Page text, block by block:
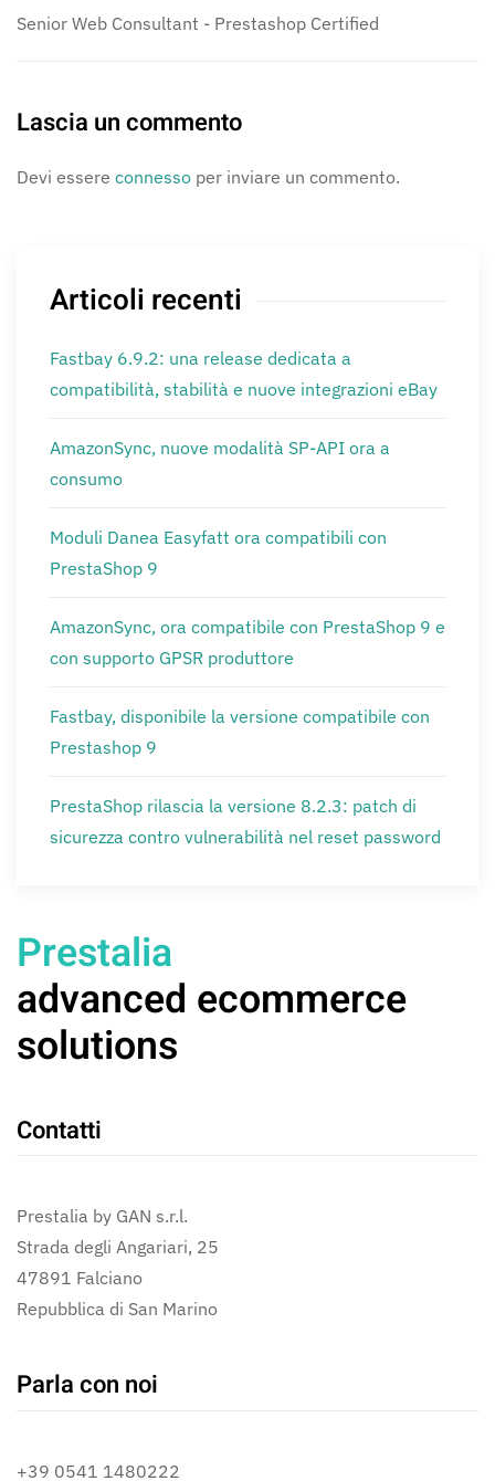
Senior Web Consultant - Prestashop Certified
Lascia un commento
Devi essere connesso per inviare un commento.
Articoli recenti
Fastbay 6.9.2: una release dedicata a
compatibilità, stabilità e nuove integrazioni eBay
AmazonSync, nuove modalità SP-API ora a
consumo
Moduli Danea Easyfatt ora compatibili con
PrestaShop 9
AmazonSync, ora compatibile con PrestaShop 9 e
con supporto GPSR produttore
Fastbay, disponibile la versione compatibile con
Prestashop 9
PrestaShop rilascia la versione 8.2.3: patch di
sicurezza contro vulnerabilità nel reset password
Prestalia
advanced ecommerce
solutions
Contatti
Prestalia by GAN s.r.l.
Strada degli Angariari, 25
47891 Falciano
Repubblica di San Marino
Parla con noi
+39 0541 1480222